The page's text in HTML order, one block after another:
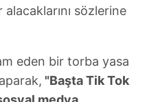
sözlerine
eden bir torba yasa
"Başta Tik Tok